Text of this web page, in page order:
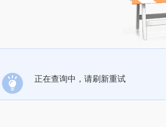
正在查询中，请刷新重试